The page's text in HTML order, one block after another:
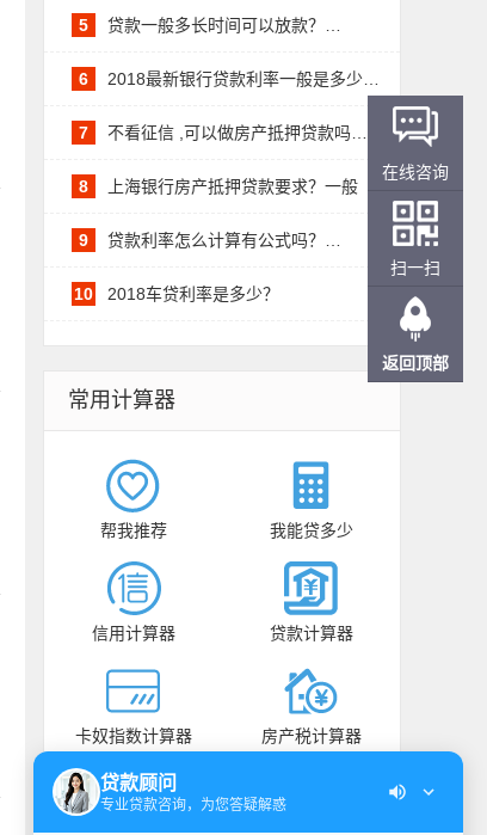
5 贷款一般多长时间可以放款？…
6 2018最新银行贷款利率一般是多少…
7 不看征信 ,可以做房产抵押贷款吗…
8 上海银行房产抵押贷款要求？一般
利…
9 贷款利率怎么计算有公式吗？…
10 2018车贷利率是多少？
常用计算器
帮我推荐 我能贷多少
信用计算器 贷款计算器
卡奴指数计算器 房产税计算器
在线咨询
扫一扫
返回顶部
贷款顾问
专业贷款咨询，为您答疑解惑